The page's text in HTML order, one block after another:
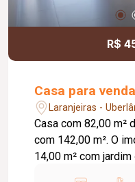
R$
Casa para
Laranjeiras -
Casa com 82,00 m² de
com 142,00 m². O imóvel conta com: 01 suíte de
14,00 m² com